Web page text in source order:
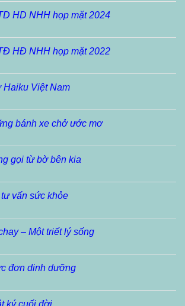
HD NHH họp mặt 2024
HĐ NHH họp mặt 2022
Haiku Việt Nam
bánh xe chở ước mơ
gọi từ bờ bên kia
tư vấn sức khỏe
– Một triết lý sống
đơn dinh dưỡng